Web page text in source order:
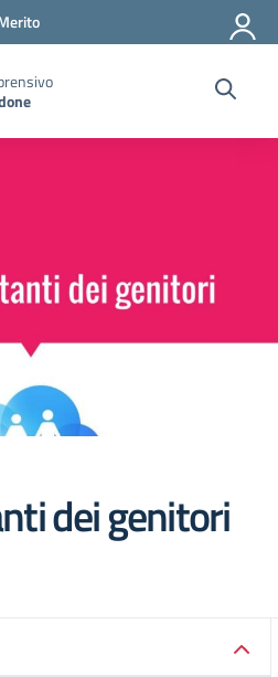
dei genitori